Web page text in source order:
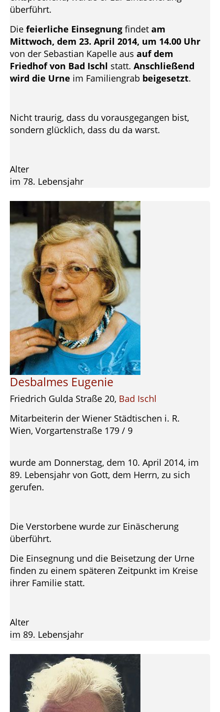
überführt.
Die feierliche Einsegnung findet am
Mittwoch, dem 23. April 2014, um 14.00 Uhr
von der Sebastian Kapelle aus auf dem
Friedhof von Bad Ischl statt. Anschließend
wird die Urne im Familiengrab beigesetzt.
Nicht traurig, dass du vorausgegangen bist,
sondern glücklich, dass du da warst.
Alter
im 78. Lebensjahr
Desbalmes Eugenie
Friedrich Gulda Straße 20, Bad Ischl
Mitarbeiterin der Wiener Städtischen i. R.
Wien, Vorgartenstraße 179 / 9
wurde am Donnerstag, dem 10. April 2014, im
89. Lebensjahr von Gott, dem Herrn, zu sich
gerufen.
Die Verstorbene wurde zur Einäscherung
überführt.
Die Einsegnung und die Beisetzung der Urne
finden zu einem späteren Zeitpunkt im Kreise
ihrer Familie statt.
Alter
im 89. Lebensjahr